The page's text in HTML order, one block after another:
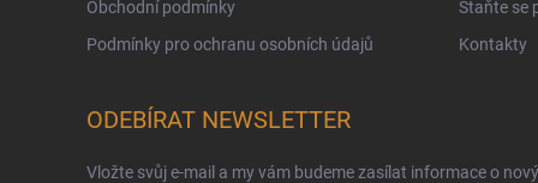
Obchodní podmínky
Podmínky pro ochranu osobních údajů
Staňte se
Kontakty
ODEBÍRAT NEWSLETTER
Vložte svůj e-mail a my vám budeme zasílat informace o